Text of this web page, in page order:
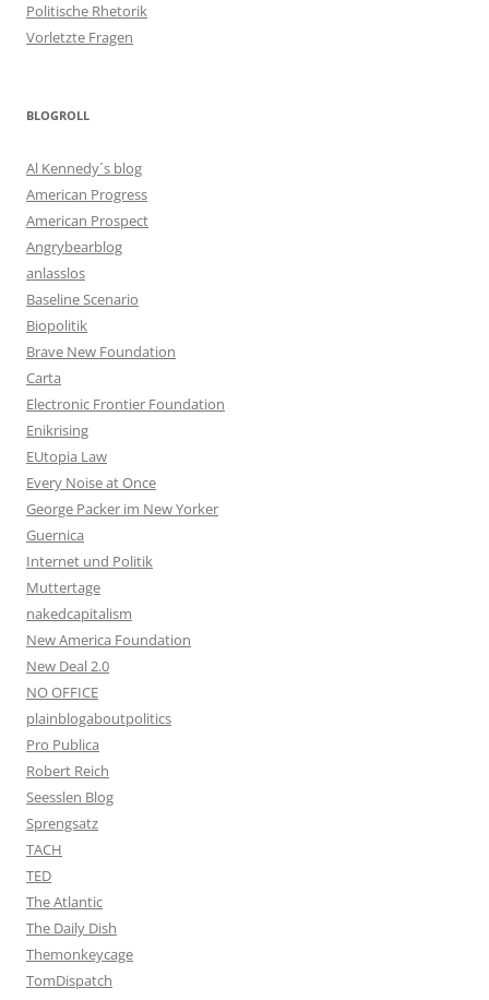
Politische Rhetorik
Vorletzte Fragen
BLOGROLL
Al Kennedy´s blog
American Progress
American Prospect
Angrybearblog
anlasslos
Baseline Scenario
Biopolitik
Brave New Foundation
Carta
Electronic Frontier Foundation
Enikrising
EUtopia Law
Every Noise at Once
George Packer im New Yorker
Guernica
Internet und Politik
Muttertage
nakedcapitalism
New America Foundation
New Deal 2.0
NO OFFICE
plainblogaboutpolitics
Pro Publica
Robert Reich
Seesslen Blog
Sprengsatz
TACH
TED
The Atlantic
The Daily Dish
Themonkeycage
TomDispatch